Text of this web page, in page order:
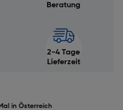
Beratung
2-4 Tage
Lieferzeit
in Österreich